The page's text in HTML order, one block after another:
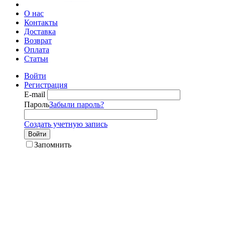
О нас
Контакты
Доставка
Возврат
Оплата
Статьи
Войти
Регистрация
E-mail
ПарольЗабыли пароль?
Создать учетную запись
Войти
Запомнить